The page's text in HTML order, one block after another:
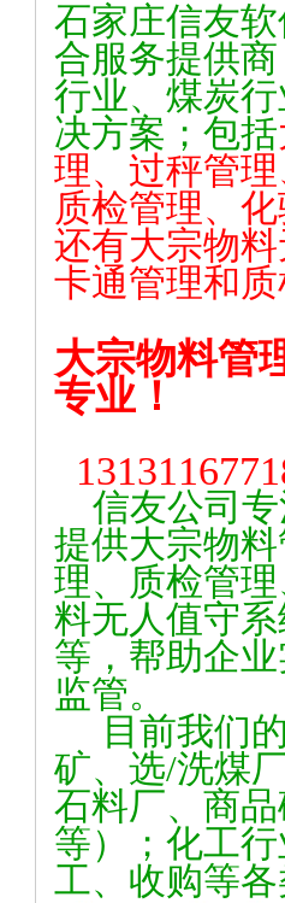
石家庄信友
合服务提供
行业、煤炭
决方案；包括
理、过秤管
质检管理、
还有大宗物
卡通管理和
大宗物料管
专业！
信友公司
提供大宗物
理、质检管
料无人值守
等，帮助企
监管。
目前我们的
矿、选/洗煤
石料厂、商
等）；化工
工、收购等